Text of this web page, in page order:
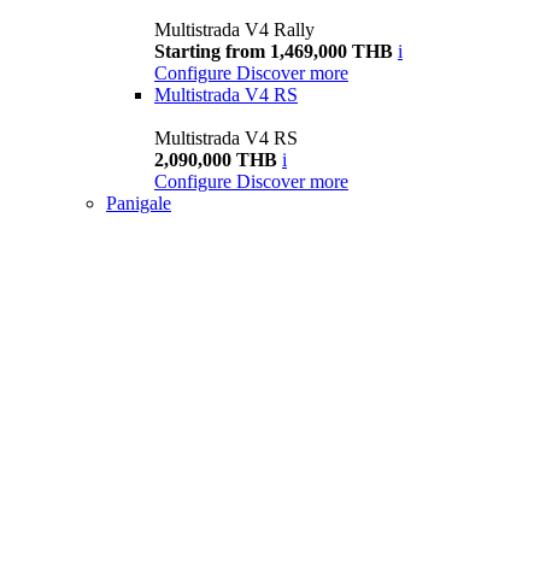
Multistrada V4 Rally
Starting from 1,469,000 THB i
Configure Discover more
Multistrada V4 RS
Multistrada V4 RS
2,090,000 THB i
Configure Discover more
Panigale